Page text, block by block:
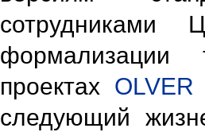
формализации
проектах OLVER
следующий